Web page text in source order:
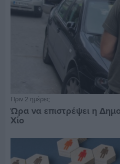
Πριν 2 ημέρες
Ώρα να επιστρέψει η
Χίο